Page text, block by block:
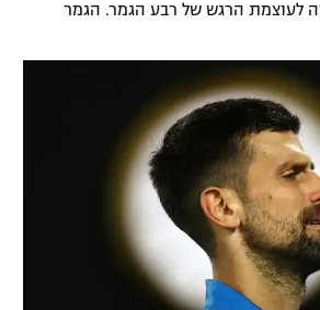
לעוצמת הרגש של רבע הגמר. הגמר